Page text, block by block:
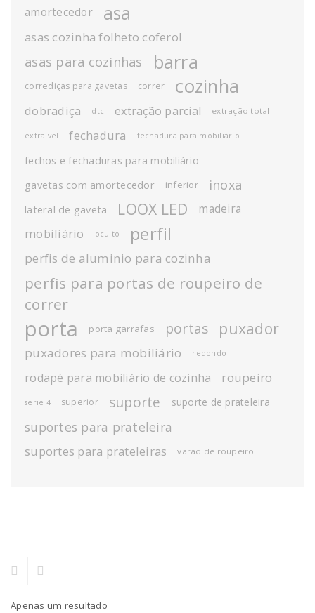
amortecedor asa
asas cozinha folheto coferol
asas para cozinhas barra
corrediças para gavetas correr cozinha
dobradiça dtc extração parcial extração total
extraível fechadura fechadura para mobiliário
fechos e fechaduras para mobiliário
gavetas com amortecedor
inferior inoxa
lateral de gaveta LOOX LED madeira
mobiliário oculto perfil
perfis de aluminio para cozinha
perfis para portas de roupeiro de
correr
porta porta garrafas portas puxador
puxadores para mobiliário redondo
rodapé para mobiliário de cozinha roupeiro
serie 4 superior suporte suporte de prateleira
suportes para prateleira
suportes para prateleiras varão de roupeiro
Apenas um resultado